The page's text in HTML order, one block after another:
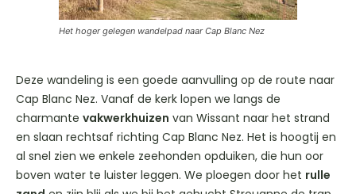
Het hoger gelegen wandelpad naar Cap Blanc Nez
Deze wandeling is een goede aanvulling op de route naar
Cap Blanc Nez. Vanaf de kerk lopen we langs de
charmante vakwerkhuizen van Wissant naar het strand
en slaan rechtsaf richting Cap Blanc Nez. Het is hoogtij en
al snel zien we enkele zeehonden opduiken, die hun oor
boven water te luister leggen. We ploegen door het rulle